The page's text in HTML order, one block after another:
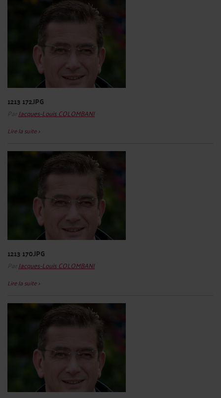
1213 172.JPG
Par Jacques-Louis COLOMBANI
Lire la suite >
1213 170.JPG
Par Jacques-Louis COLOMBANI
Lire la suite >